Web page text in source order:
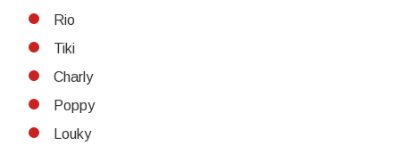
Rio
Tiki
Charly
Poppy
Louky